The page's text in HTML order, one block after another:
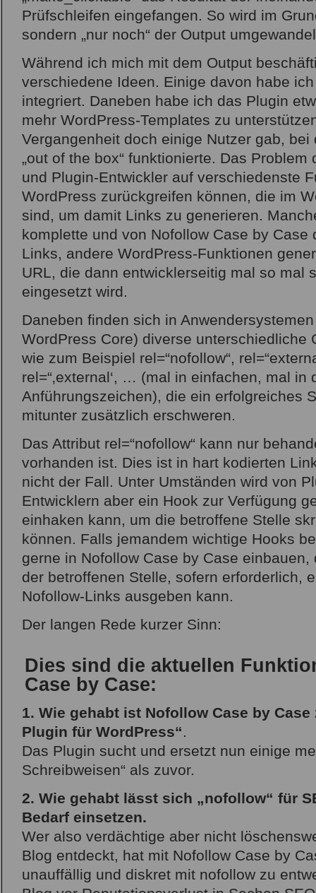
Prüfschleifen eingefangen. So wird im
sondern „nur noch“ der Output
Während ich mich mit dem Output
verschiedene Ideen. Einige davon habe
integriert. Daneben habe ich das Plugin
mehr WordPress-Templates zu
Vergangenheit doch einige Nutzer gab,
„out of the box“ funktionierte. Das
und Plugin-Entwickler auf verschiedenste
WordPress zurückgreifen können, die im
sind, um damit Links zu generieren.
komplette und von Nofollow Case by Case
Links, andere WordPress-Funktionen
URL, die dann entwicklerseitig mal so mal
eingesetzt wird.
Daneben finden sich in
WordPress Core) diverse unterschiedliche
wie zum Beispiel rel=“nofollow“,
rel=“‚external‘, … (mal in einfachen, mal in
Anführungszeichen), die ein erfolgreiches
mitunter zusätzlich erschweren.
Das Attribut rel=“nofollow“ kann nur
vorhanden ist. Dies ist in hart kodierten
nicht der Fall. Unter Umständen wird von
Entwicklern aber ein Hook zur Verfügung
einhaken kann, um die betroffene Stelle
können. Falls jemandem wichtige Hooks
gerne in Nofollow Case by Case
der betroffenen Stelle, sofern erforderlich,
Nofollow-Links ausgeben kann.
Der langen Rede kurzer Sinn:
Dies sind die aktuellen
Case by Case:
1. Wie gehabt ist Nofollow Case by
Plugin für WordPress“.
Das Plugin sucht und ersetzt nun einige
Schreibweisen“ als zuvor.
2. Wie gehabt lässt sich „nofollow“ für
Bedarf einsetzen.
Wer also verdächtige aber nicht
Blog entdeckt, hat mit Nofollow Case by
unauffällig und diskret mit nofollow zu